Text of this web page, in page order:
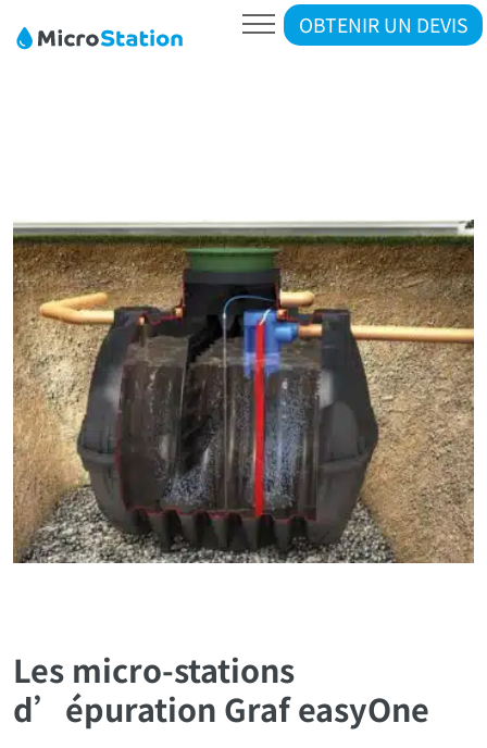
OBTENIR UN DEVIS
Les micro-stations
d’épuration Graf easyOne
Le lit d’épandage
Les filtres à sable
BLOG